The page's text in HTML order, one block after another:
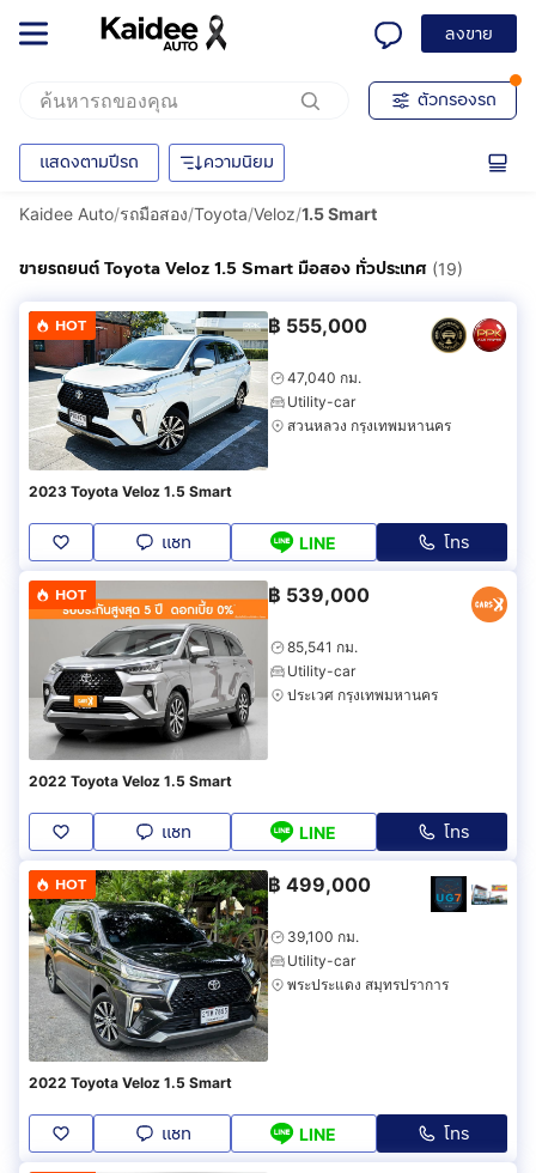
ลงขาย
ตัวกรองรถ
แสดงตามปีรถ ความนิยม
Kaidee Auto/รถมือสอง/Toyota/Veloz/1.5 Smart
ขายรถยนต์ Toyota Veloz 1.5 Smart มือสอง ทั่วประเทศ (19)
HOT ฿ 555,000
47,040 กม.
Utility-car
สวนหลวง กรุงเทพมหานคร
2023 Toyota Veloz 1.5 Smart
แชท LINE โทร
HOT ฿ 539,000
85,541 กม.
Utility-car
ประเวศ กรุงเทพมหานคร
2022 Toyota Veloz 1.5 Smart
แชท LINE โทร
HOT ฿ 499,000
39,100 กม.
Utility-car
พระประแดง สมุทรปราการ
2022 Toyota Veloz 1.5 Smart
แชท LINE โทร